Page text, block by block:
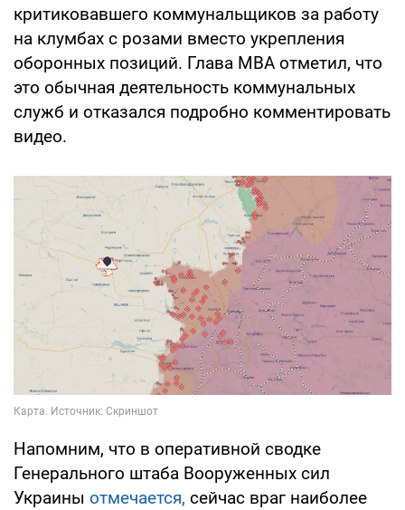
критиковавшего коммунальщиков за работу
на клумбах с розами вместо укрепления
оборонных позиций. Глава МВА отметил, что
это обычная деятельность коммунальных
служб и отказался подробно комментировать
видео.
Напомним, что в оперативной сводке
Генерального штаба Вооруженных сил
Украины отмечается, сейчас враг наиболее